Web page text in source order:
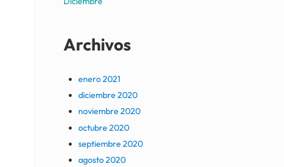
Archivos
enero 2021
diciembre 2020
noviembre 2020
octubre 2020
septiembre 2020
agosto 2020